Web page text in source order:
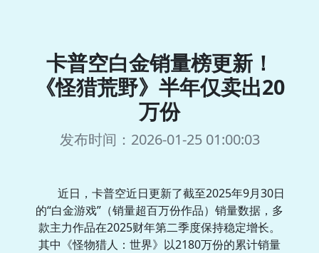
卡普空白金销量榜更新！
《怪猎荒野》半年仅卖出20
万份
发布时间：2026-01-25 01:00:03
近日，卡普空近日更新了截至2025年9月30日
的“白金游戏”（销量超百万份作品）销量数据，多
款主力作品在2025财年第二季度保持稳定增长。
其中《怪物猎人：世界》以2180万份的累计销量